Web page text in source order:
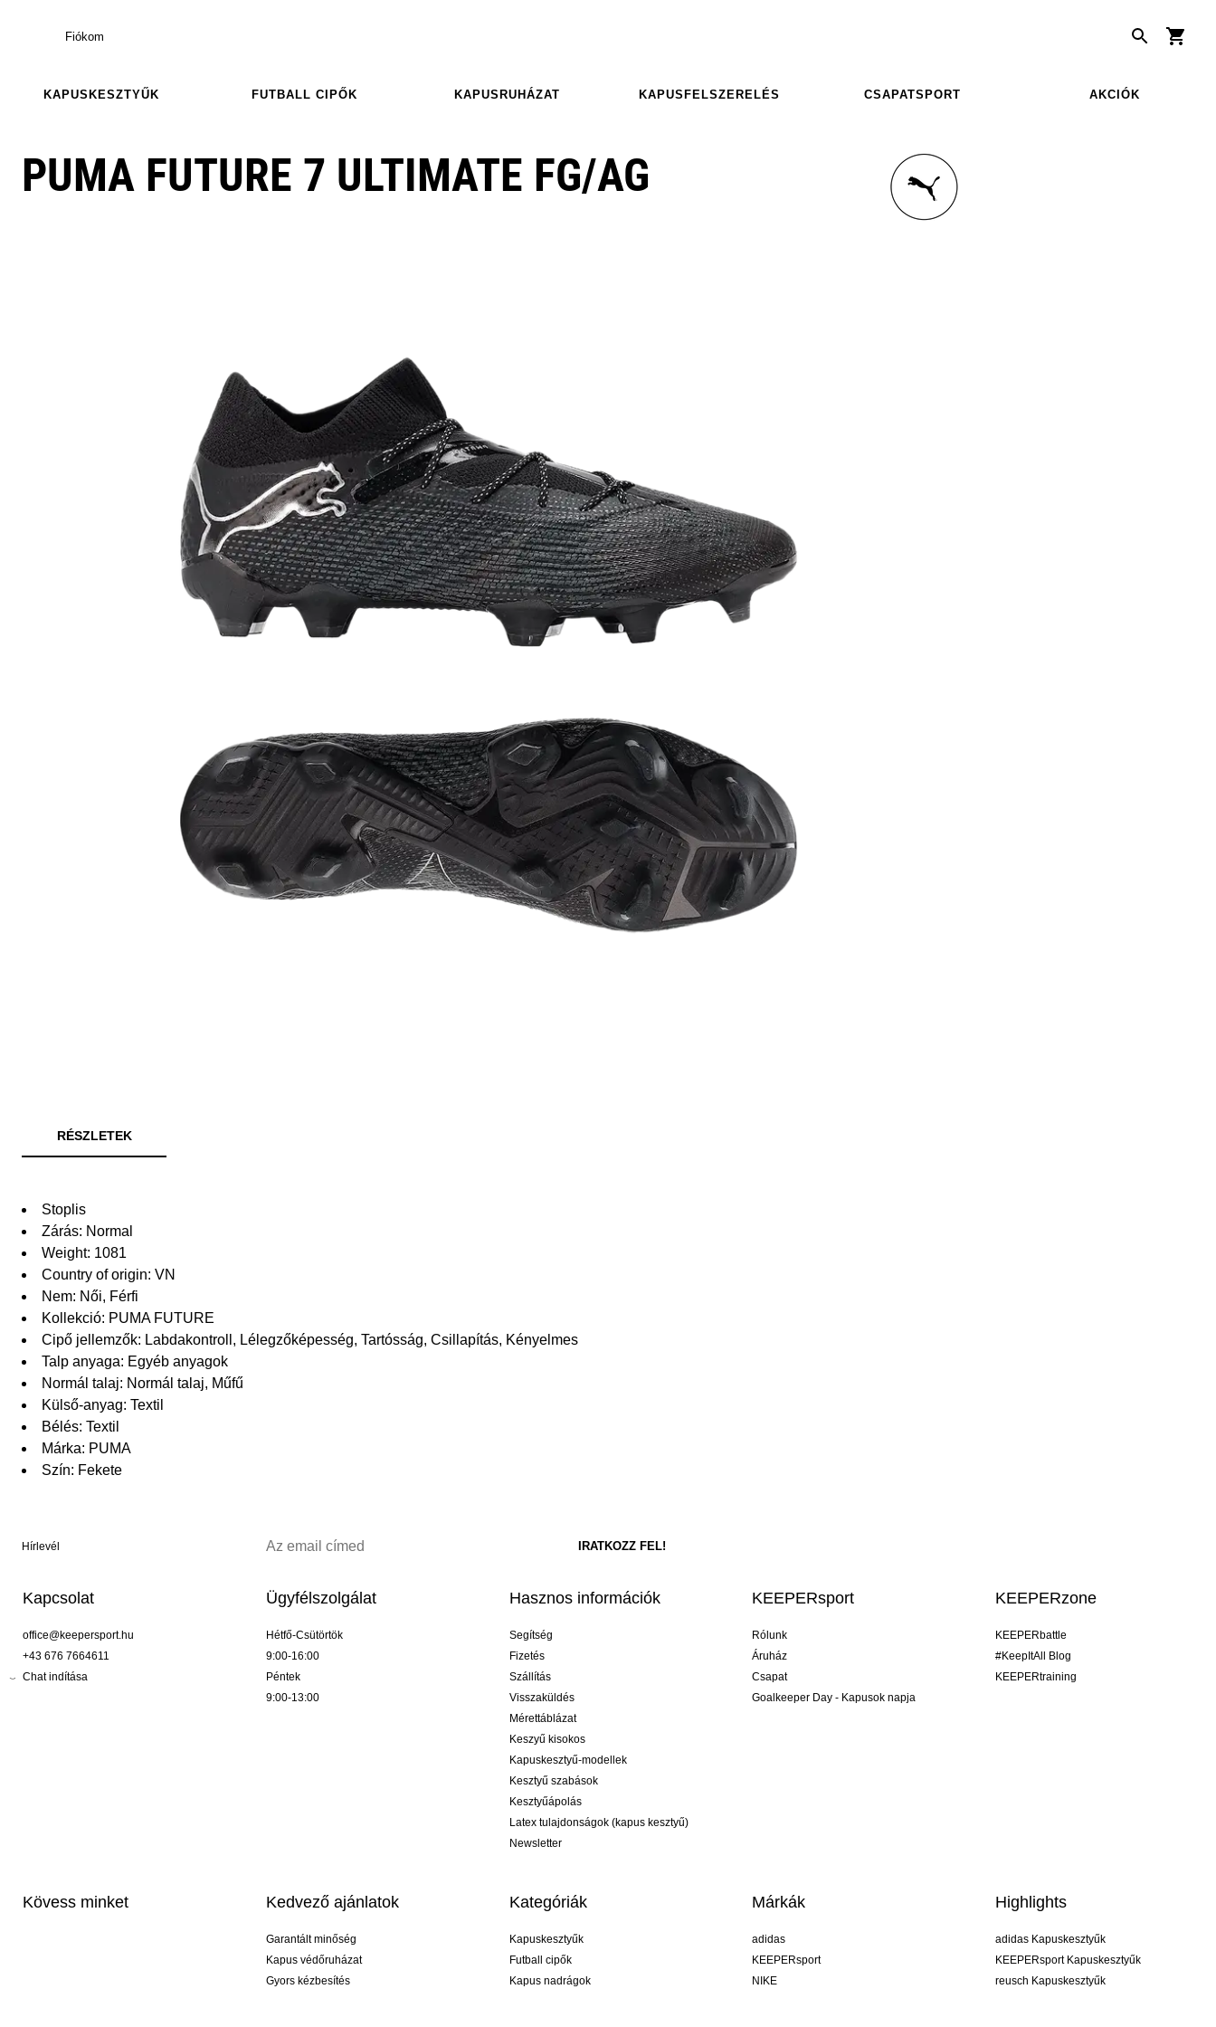
Fiókom
KAPUSKESZTYŰK FUTBALL CIPŐK KAPUSRUHÁZAT KAPUSFELSZERELÉS CSAPATSPORT AKCIÓK
PUMA FUTURE 7 ULTIMATE FG/AG
RÉSZLETEK
Stoplis
Zárás: Normal
Weight: 1081
Country of origin: VN
Nem: Női, Férfi
Kollekció: PUMA FUTURE
Cipő jellemzők: Labdakontroll, Lélegzőképesség, Tartósság, Csillapítás, Kényelmes
Talp anyaga: Egyéb anyagok
Normál talaj: Normál talaj, Műfű
Külső-anyag: Textil
Bélés: Textil
Márka: PUMA
Szín: Fekete
Hírlevél
Kapcsolat
office@keepersport.hu
+43 676 7664611
Chat indítása
Ügyfélszolgálat
Hétfő-Csütörtök
9:00-16:00
Péntek
9:00-13:00
Hasznos információk
Segítség
Fizetés
Szállítás
Visszaküldés
Mérettáblázat
Keszyű kisokos
Kapuskesztyű-modellek
Kesztyű szabások
Kesztyűápolás
Latex tulajdonságok (kapus kesztyű)
Newsletter
KEEPERsport
Rólunk
Áruház
Csapat
Goalkeeper Day - Kapusok napja
KEEPERzone
KEEPERbattle
#KeepItAll Blog
KEEPERtraining
Kövess minket Kedvező ajánlatok
Garantált minőség
Kapus védőruházat
Gyors kézbesítés
Kategóriák
Kapuskesztyűk
Futball cipők
Kapus nadrágok
Márkák
adidas
KEEPERsport
NIKE
Highlights
adidas Kapuskesztyűk
KEEPERsport Kapuskesztyűk
reusch Kapuskesztyűk